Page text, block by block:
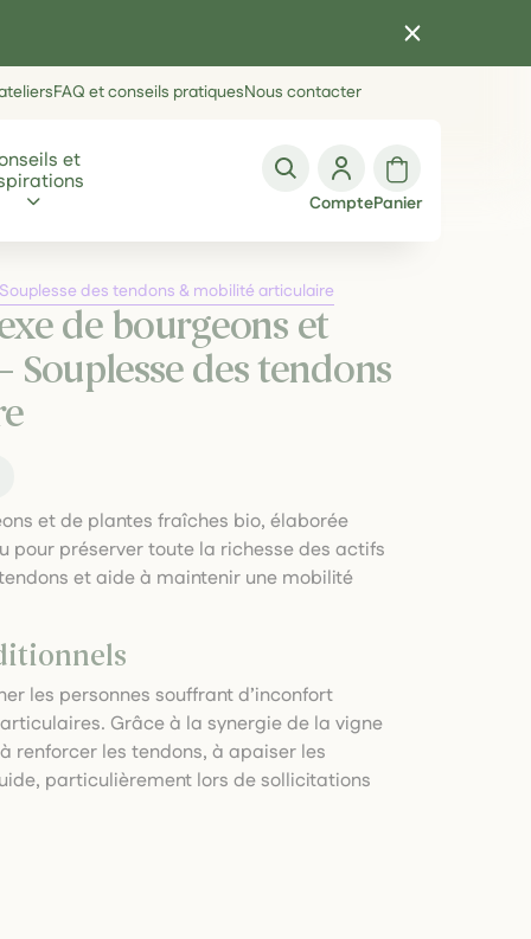
FAQ et conseils pratiquesNous contacter
et
ComptePanier
des tendons & mobilité articulaire
de bourgeons et
Souplesse des tendons
et de plantes fraîches bio, élaborée
pour préserver toute la richesse des actifs
et aide à maintenir une mobilité
les personnes souffrant d’inconfort
Grâce à la synergie de la vigne
renforcer les tendons, à apaiser les
particulièrement lors de sollicitations